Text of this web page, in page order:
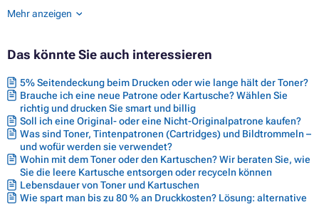
Toner BROTHER HL-L9470 SERIES
Toner BROTHER HL-L9470CDN
Toner BROTHER HL-L9470CDNTT
Toner BROTHER MFC-EX670
Toner BROTHER MFC-L9600 SERIES
Toner BROTHER MFC-L9630CDN
Toner BROTHER MFC-L9635CDN
Toner BROTHER MFC-L9670 SERIES
Toner BROTHER MFC-L9670CDN
Toner BROTHER MFC-L9670CDNT
Toner BROTHER MFC-L9670CDNTT
Mehr anzeigen
Das könnte Sie auch interessieren
5% Seitendeckung beim Drucken oder wie lange hält der Toner?
Brauche ich eine neue Patrone oder Kartusche? Wählen Sie
richtig und drucken Sie smart und billig
Soll ich eine Original- oder eine Nicht-Originalpatrone kaufen?
Was sind Toner, Tintenpatronen (Cartridges) und Bildtrommeln –
und wofür werden sie verwendet?
Wohin mit dem Toner oder den Kartuschen? Wir beraten Sie, wie
Sie die leere Kartusche entsorgen oder recyceln können
Lebensdauer von Toner und Kartuschen
Wie spart man bis zu 80 % an Druckkosten? Lösung: alternative